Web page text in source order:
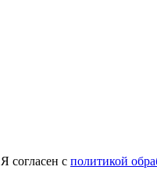
Я согласен с политикой